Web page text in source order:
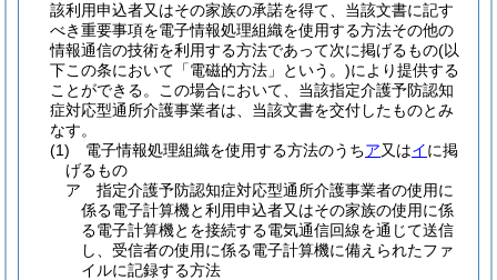
該利用申込者又はその家族の承諾を得て、当該文書に記す
べき重要事項を電子情報処理組織を使用する方法その他の
情報通信の技術を利用する方法であって次に掲げるもの(以
下この条において「電磁的方法」という。)により提供する
ことができる。
この場合において、当該指定介護予防認知
症対応型通所介護事業者は、当該文書を交付したものとみ
なす。
(1)
電子情報処理組織を使用する方法のうちア又はイに掲
げるもの
ア
指定介護予防認知症対応型通所介護事業者の使用に
係る電子計算機と利用申込者又はその家族の使用に係
る電子計算機とを接続する電気通信回線を通じて送信
し、受信者の使用に係る電子計算機に備えられたファ
イルに記録する方法